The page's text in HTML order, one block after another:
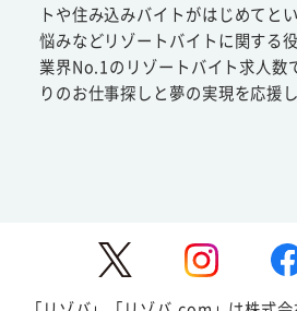
トや住み込みバイトがはじめてと
悩みなどリゾートバイトに関する
業界No.1のリゾートバイト求人数
りのお仕事探しと夢の実現を応援し